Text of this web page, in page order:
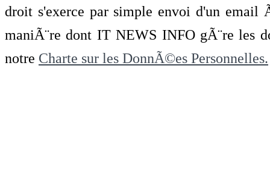
droit s'exerce par simple envoi d'un
maniÃ¨re dont IT NEWS INFO gÃ¨re les
notre Charte sur les DonnÃ©es Personnelles.